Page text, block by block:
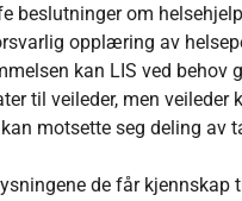
beslutninger om
opplæring av
kan LIS ved behov
til veileder, men veileder
motsette seg deling av
de får kjennskap